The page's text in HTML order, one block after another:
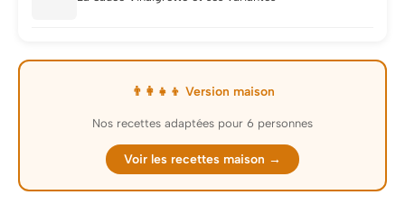
👨‍👩‍👧‍👦 Version maison
Nos recettes adaptées pour 6 personnes
Voir les recettes maison →